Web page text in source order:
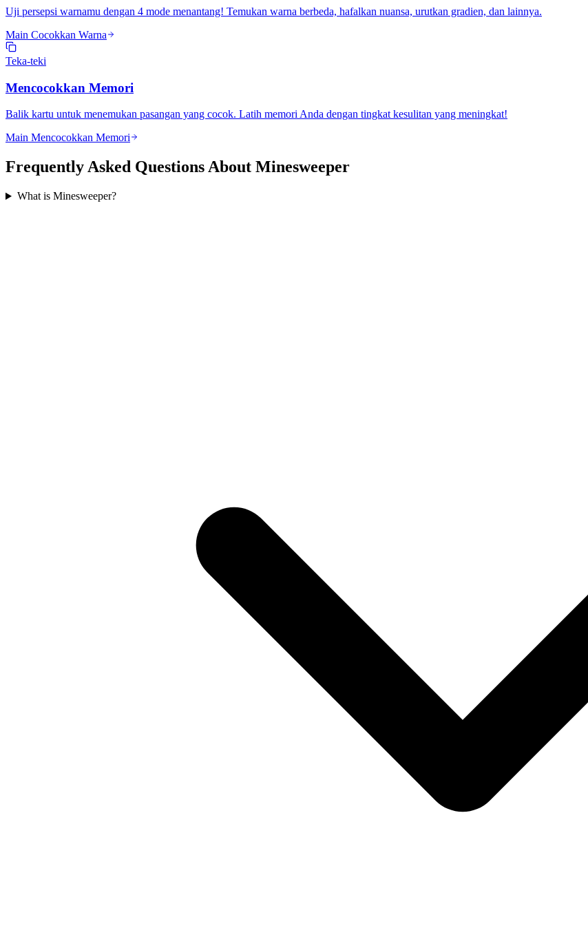
Uji persepsi warnamu dengan 4 mode menantang! Temukan warna berbeda, hafalkan nuansa, urutkan gradien, dan lainnya.
Main Cocokkan Warna
Teka-teki
Mencocokkan Memori
Balik kartu untuk menemukan pasangan yang cocok. Latih memori Anda dengan tingkat kesulitan yang meningkat!
Main Mencocokkan Memori
Frequently Asked Questions About Minesweeper
What is Minesweeper?